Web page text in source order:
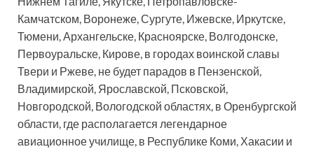
Камчатском, Воронеже, Сургуте, Ижевске, Иркутске,
Тюмени, Архангельске, Красноярске, Волгодонске,
Первоуральске, Кирове, в городах воинской славы
Твери и Ржеве, не будет парадов в Пензенской,
Владимирской, Ярославской, Псковской,
Новгородской, Вологодской областях, в Оренбургской
области, где располагается легендарное
авиационное училище, в Республике Коми, Хакасии и